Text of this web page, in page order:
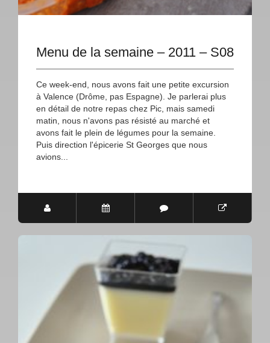
Menu de la semaine – 2011 – S08
Ce week-end, nous avons fait une petite excursion
à Valence (Drôme, pas Espagne). Je parlerai plus
en détail de notre repas chez Pic, mais samedi
matin, nous n'avons pas résisté au marché et
avons fait le plein de légumes pour la semaine.
Puis direction l'épicerie St Georges que nous
avions...